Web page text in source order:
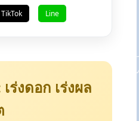
TikTok Line
ร่งดอก เร่งผล